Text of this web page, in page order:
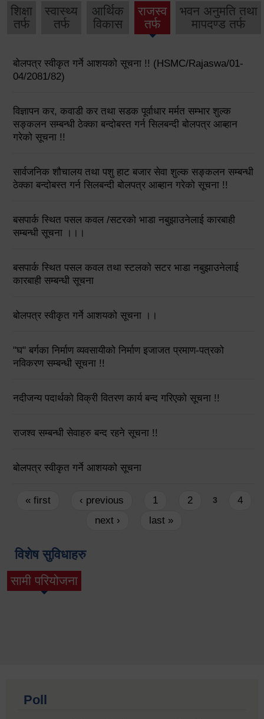
शिक्षा
तर्फ
स्वास्थ्य
तर्फ
आर्थिक
विकास
राजस्व
तर्फ
भवन अनुमति तथा
मापदण्ड तर्फ
बोलपत्र स्वीकृत गर्ने आशयको सूचना !! (HSMC/Rajaswa/01-
04/2081/82)
विज्ञापन कर, कवाडी कर तथा सडक पूर्वाधार मर्मत सम्भार शुल्क
सङ्कलन सम्बन्धी ठेक्का बन्दोबस्त गर्न सिलबन्दी बोलपत्र आब्हान
गरेको सूचना !!
सार्वजनिक शौचालय तथा पशु हाट बजार सेवा शुल्क सङ्कलन सम्बन्धी
ठेक्का बन्दोबस्त गर्न सिलबन्दी बोलपत्र आब्हान गरेको सूचना !!
बसपार्क स्थित पसल कवल /सटरको भाडा नबुझाउनेलाई कारबाही
सम्बन्धी सूचना ।।।
बसपार्क स्थित पसल कवल तथा स्टलको सटर भाडा नबुझाउनेलाई
कारबाही सम्बन्धी सूचना
बोलपत्र स्वीकृत गर्ने आशयको सूचना ।।
"घ" बर्गका निर्माण व्यवसायीको निर्माण इजाजत प्रमाण-पत्रको
नविकरण सम्बन्धी सूचना !!
नदीजन्य पदार्थको विक्री वितरण कार्य बन्द गरिएको सूचना !!
राजश्व सम्बन्धी सेवाहरु बन्द रहने सूचना !!
बोलपत्र स्वीकृत गर्ने आशयको सूचना
Pages
« first ‹ previous 1 2 3
4
next ›
last »
विशेष सुविधाहरु
सामी परियोजना
(active tab)
Poll